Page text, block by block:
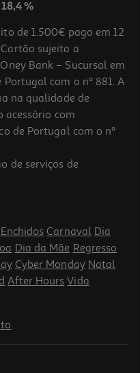
14cm
18,4 %
de 1.500€ pago em 12
Cartão sujeita a
Bank – Sucursal em
com o nº 881. A
na qualidade de
com
de Portugal com o nº
de serviços de
Carnaval Dia
Dia da Mãe Regresso
Cyber Monday Natal
After Hours Vida
.